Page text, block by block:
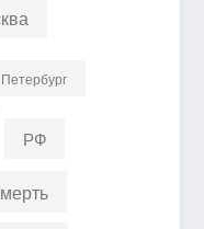
Петербург
РФ